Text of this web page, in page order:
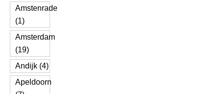
Amstenrade
(1)
Amsterdam
(19)
Andijk (4)
Apeldoorn